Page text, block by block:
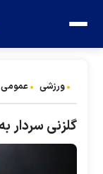
ورزشی عمومی
گلزنی سردار